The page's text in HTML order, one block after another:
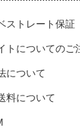
ストレート保証
トについてのご
について
料について